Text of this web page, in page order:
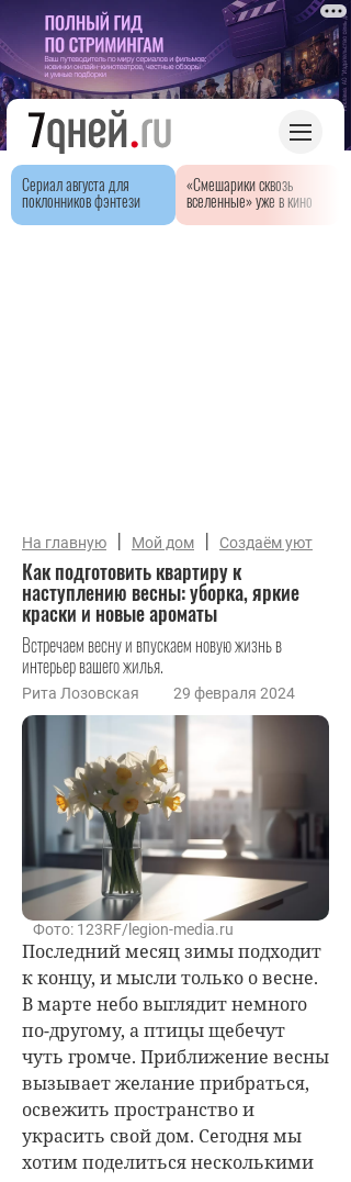
Сериал августа для
поклонников фэнтези
«Смешарики сквозь
вселенные» уже в кино
На главную | Мой дом | Создаём уют
Как подготовить квартиру к
наступлению весны: уборка, яркие
краски и новые ароматы
Встречаем весну и впускаем новую жизнь в
интерьер вашего жилья.
Рита Лозовская 29 февраля 2024
Фото: 123RF/legion-media.ru
Последний месяц зимы подходит
к концу, и мысли только о весне.
В марте небо выглядит немного
по-другому, а птицы щебечут
чуть громче. Приближение весны
вызывает желание прибраться,
освежить пространство и
украсить свой дом. Сегодня мы
хотим поделиться несколькими